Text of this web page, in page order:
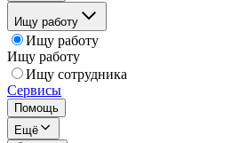
Ищу работу
Ищу работу
Ищу работу
Ищу сотрудника
Сервисы
Помощь
Ещё